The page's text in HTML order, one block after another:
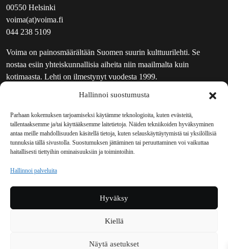
Hallinnoi suostumusta
Parhaan kokemuksen tarjoamiseksi käytämme teknologioita, kuten evästeitä,
tallentaaksemme ja/tai käyttääksemme laitetietoja. Näiden tekniikoiden hyväksyminen
antaa meille mahdollisuuden käsitellä tietoja, kuten selauskäyttäytymistä tai yksilöllisiä
tunnuksia tällä sivustolla. Suostumuksen jättäminen tai peruuttaminen voi vaikuttaa
haitallisesti tiettyihin ominaisuuksiin ja toimintoihin.
Hallinnoi palveluita
Hyväksy
Kiellä
Näytä asetukset
00550 Helsinki
voima(at)voima.fi
044 238 5109
Voima on painosmäärältään Suomen suurin kulttuurilehti. Se
nostaa esiin yhteiskunnallisia aiheita niin maailmalta kuin
kotimaasta. Lehti on ilmestynyt vuodesta 1999.
UUTISKIRJE
MAINOSTAJILLE
VASTAMAINOKSET
JAKELUPAIKAT
REKISTERISELOSTE
TILAUKSEN PERUUTUSPYYNTÖ
TILAUSOHJEET JA -EHDOT